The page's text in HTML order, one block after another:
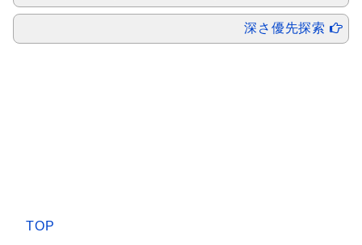
深さ優先探索
TOP